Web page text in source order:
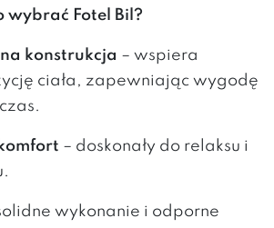
wybrać Fotel Bil?
konstrukcja – wspiera
ciała, zapewniając wygodę
– doskonały do relaksu i
wykonanie i odporne